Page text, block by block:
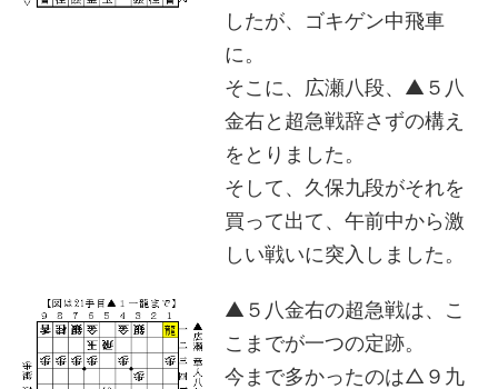
したが、ゴキゲン中飛車
に。
そこに、広瀬八段、▲５八
金右と超急戦辞さずの構え
をとりました。
そして、久保九段がそれを
買って出て、午前中から激
しい戦いに突入しました。
▲５八金右の超急戦は、こ
こまでが一つの定跡。
今まで多かったのは△９九